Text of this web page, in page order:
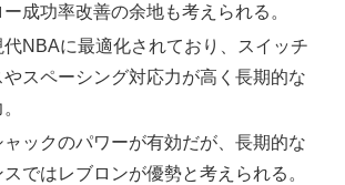
成功率改善の余地も考えられる。
代NBAに最適化されており、スイッチ
スペーシング対応力が高く長期的な
ックのパワーが有効だが、長期的な
ではレブロンが優勢と考えられる。